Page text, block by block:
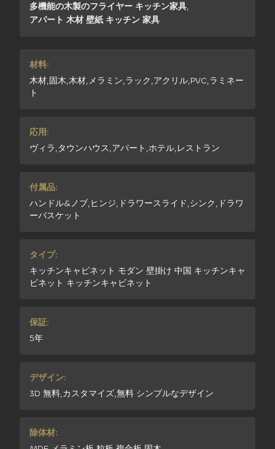
多機能の木製のフライヤー キッチン家具,
アパート 木材 壁紙 キッチン 家具
材料:
木材,固木,木材,メラミン,ラック,アクリル,PVC,ラミネー
ト
応用:
ヴィラ,タウンハウス,アパート,ホテル,レストラン
付属品:
ハンドル&ノブ,ヒンジ,ドラワースライド,シンク,ドラワ
ーバスケット
タイプ:
キッチンキャビネット モダン 壁掛け 中国 キッチンキャ
ビネット キッチンキャビネット
保証:
5年
デザイン:
3D 無料,カスタマイズ,無料 シンプルなデザイン
除体材: